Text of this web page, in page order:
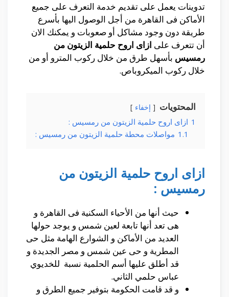
تدوينات يعمل على تقديم خدمة التعرف على جميع
الأماكن فى القاهرة من أجل الوصول اليها بأسرع
طريقة دون وجود مشاكل أو صعوبات و يمكنك الان
أن تتعرف على ازاى اروح حلمية الزيتون من
رمسيس بأسهل طرق من خلال ركوب المترو أو من
خلال ركوب الميكروباص.
المحتويات إخفاء
1 ازاى اروح حلمية الزيتون من رمسيس :
1.1 مواصلات محطة حلمية الزيتون من رمسيس :
ازاى اروح حلمية الزيتون من
رمسيس :
حيث أنها من الأحياء السكنية فى القاهرة و
هى تعد أنها تابعة لعين شمس و يوجد حولها
العديد من الأماكن و الشوارع الهامة مثل حى
المطرية و حى عين شمس و مصر الجديدة و
قد أطلق عليها أسم الحلمية نسبة للخديوي
عباس حلمي الثاني.
و قد قامت الحكومة بتوفير جميع الطرق و